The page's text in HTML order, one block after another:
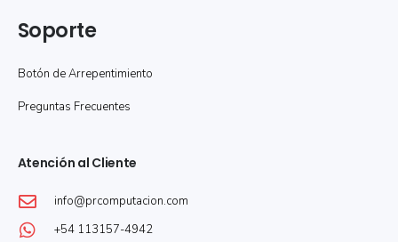
Soporte
Botón de Arrepentimiento
Preguntas Frecuentes
Atención al Cliente
info@prcomputacion.com
+54 113157-4942